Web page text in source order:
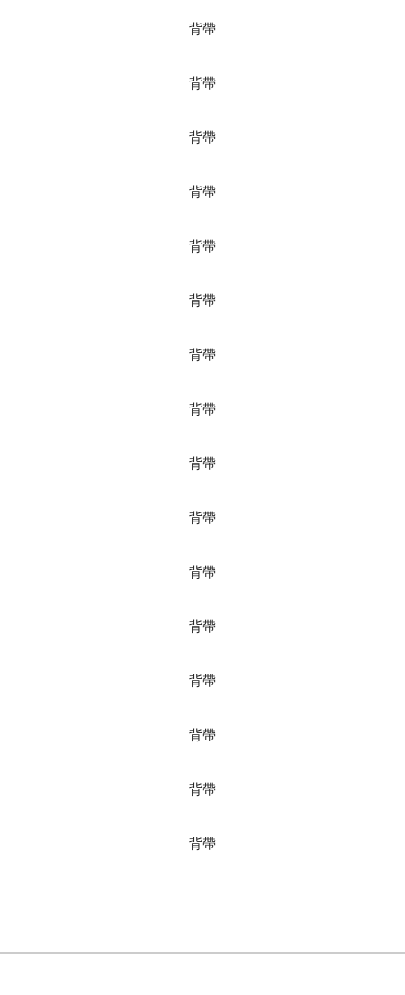
背帶
背帶
背帶
背帶
背帶
背帶
背帶
背帶
背帶
背帶
背帶
背帶
背帶
背帶
背帶
背帶